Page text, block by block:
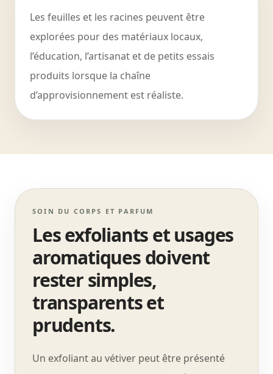
Les feuilles et les racines peuvent être
explorées pour des matériaux locaux,
l’éducation, l’artisanat et de petits essais
produits lorsque la chaîne
d’approvisionnement est réaliste.
SOIN DU CORPS ET PARFUM
Les exfoliants et usages
aromatiques doivent
rester simples,
transparents et
prudents.
Un exfoliant au vétiver peut être présenté